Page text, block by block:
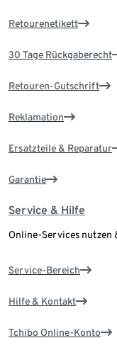
Retourenetikett
30 Tage Rückgaberecht
Retouren-Gutschrift
Reklamation
Ersatzteile & Reparatur
Garantie
Service & Hilfe
Online-Services nutzen
Service-Bereich
Hilfe & Kontakt
Tchibo Online-Konto